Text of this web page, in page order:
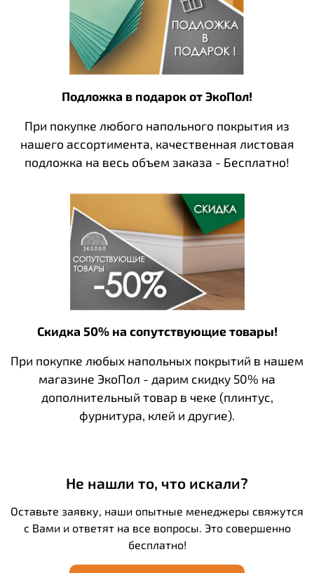
Подложка в подарок от ЭкоПол!
При покупке любого напольного покрытия из
нашего ассортимента, качественная листовая
подложка на весь объем заказа - Бесплатно!
Скидка 50% на сопутствующие товары!
При покупке любых напольных покрытий в нашем
магазине ЭкоПол - дарим скидку 50% на
дополнительный товар в чеке (плинтус,
фурнитура, клей и другие).
Не нашли то, что искали?
Оставьте заявку, наши опытные менеджеры свяжутся
с Вами и ответят на все вопросы. Это совершенно
бесплатно!